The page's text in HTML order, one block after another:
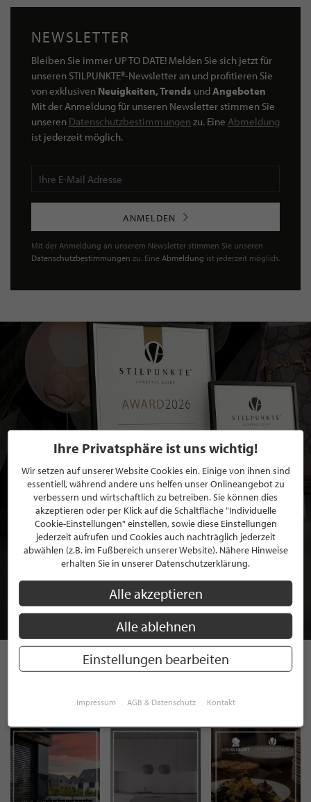
NEWSLETTER
Bleiben Sie immer UP TO DATE! Melden Sie sich jetzt für
unseren STILPUNKTE®-Newsletter an und profitieren Sie
von exklusiven Neuigkeiten, Trends undAngeboten
Mit der Anmeldung für unseren Newsletter stimmen Sie
unseren Datenschutzbestimmungen zu. Eine Abmeldung
ist jederzeit möglich.
ANMELDEN
Mit der Anmeldung an unserem Newsletter stimmen Sie unseren
Datenschutzbestimmungen zu. Eine Abmeldung ist jederzeit möglich.
BEWERBEN SIE SICH FÜR EINE GRATIS
MITGLIEDSCHAFT BEI STILPUNKTE®
JETZT GRATIS BEWERBEN
INSTAGRAM
Ihre Privatsphäre ist uns wichtig!
Wir setzen auf unserer Website Cookies ein. Einige von ihnen sind
essentiell, während andere uns helfen unser Onlineangebot zu
verbessern und wirtschaftlich zu betreiben. Sie können dies
akzeptieren oder per Klick auf die Schaltfläche "Individuelle
Cookie-Einstellungen" einstellen, sowie diese Einstellungen
jederzeit aufrufen und Cookies auch nachträglich jederzeit
abwählen (z.B. im Fußbereich unserer Website). Nähere Hinweise
erhalten Sie in unserer Datenschutzerklärung.
Alle akzeptieren
Alle ablehnen
Einstellungen bearbeiten
Impressum AGB & Datenschutz Kontakt